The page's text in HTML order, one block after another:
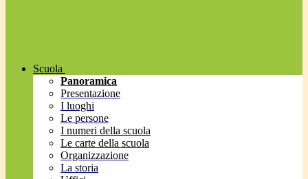
Scuola
Panoramica
Presentazione
I luoghi
Le persone
I numeri della scuola
Le carte della scuola
Organizzazione
La storia